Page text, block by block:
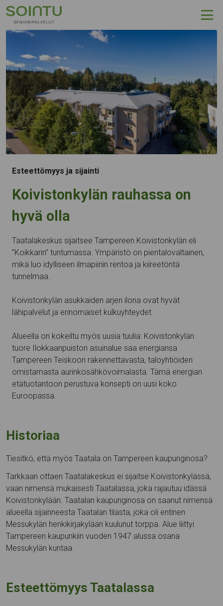
Hyppää sisältöön
Esteettömyys ja sijainti
Koivistonkylän rauhassa on
hyvä olla
Taatalakeskus sijaitsee Tampereen Koivistonkylän eli
”Koikkarin” tuntumassa. Ympäristö on pientalovaltainen,
mikä luo idylliseen ilmapiiriin rentoa ja kiireetöntä
tunnelmaa.
Koivistonkylän asukkaiden arjen ilona ovat hyvät
lähipalvelut ja erinomaiset kulkuyhteydet.
Alueella on kokeiltu myös uusia tuulia: Koivistonkylän
tuore Ilokkaanpuiston asuinalue saa energiansa
Tampereen Teiskoon rakennettavasta, taloyhtiöiden
omistamasta aurinkosähkövoimalasta. Tämä energian
etätuotantoon perustuva konsepti on uusi koko
Euroopassa.
Historiaa
Tiesitkö, että myös Taatala on Tampereen kaupunginosa?
Tarkkaan ottaen Taatalakeskus ei sijaitse Koivistonkylässä,
vaan nimensä mukaisesti Taatalassa, joka rajautuu idässä
Koivistonkylään. Taatalan kaupunginosa on saanut nimensä
alueella sijainneesta Taatalan tilasta, joka oli entinen
Messukylän henkikirjakylään kuulunut torppa. Alue liittyi
Tampereen kaupunkiin vuoden 1947 alussa osana
Messukylän kuntaa.
Esteettömyys Taatalassa